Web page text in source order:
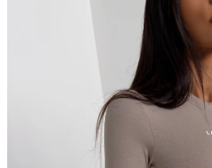
hviezdičiek.